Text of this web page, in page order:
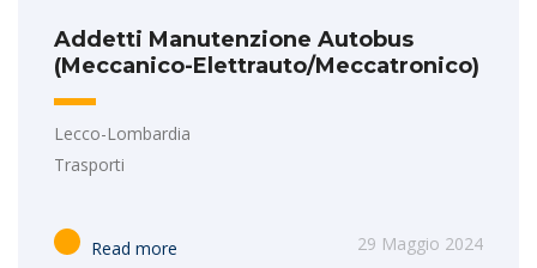
Addetti Manutenzione Autobus
(Meccanico-Elettrauto/Meccatronico)
Lecco-Lombardia
Trasporti
Read more 29 Maggio 2024